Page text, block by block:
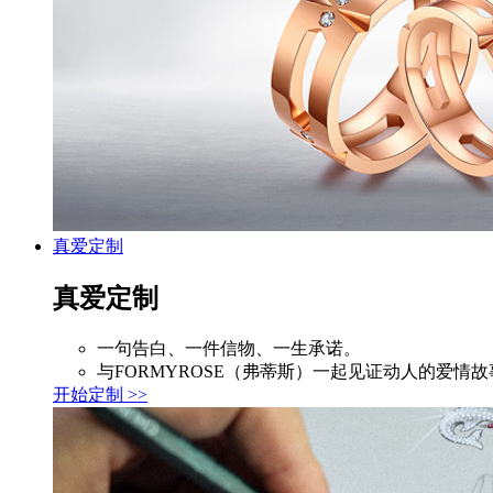
真爱定制
真爱定制
一句告白、一件信物、一生承诺。
与FORMYROSE（弗蒂斯）一起见证动人的爱情故
开始定制 >>